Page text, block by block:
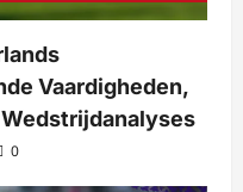
Vaardigheden,
0